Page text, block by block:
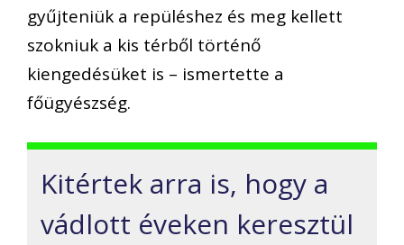
gyűjteniük a repüléshez és meg kellett
szokniuk a kis térből történő
kiengedésüket is – ismertette a
főügyészség.
Kitértek arra is, hogy a
vádlott éveken keresztül